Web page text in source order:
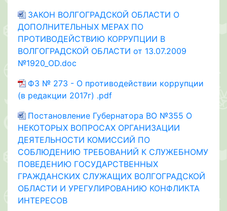
ЗАКОН ВОЛГОГРАДСКОЙ ОБЛАСТИ О
ДОПОЛНИТЕЛЬНЫХ МЕРАХ ПО
ПРОТИВОДЕЙСТВИЮ КОРРУПЦИИ В
ВОЛГОГРАДСКОЙ ОБЛАСТИ от 13.07.2009
№1920_OD.doc
ФЗ № 273 - О противодействии коррупции
(в редакции 2017г) .pdf
Постановление Губернатора ВО №355 О
НЕКОТОРЫХ ВОПРОСАХ ОРГАНИЗАЦИИ
ДЕЯТЕЛЬНОСТИ КОМИССИЙ ПО
СОБЛЮДЕНИЮ ТРЕБОВАНИЙ К СЛУЖЕБНОМУ
ПОВЕДЕНИЮ ГОСУДАРСТВЕННЫХ
ГРАЖДАНСКИХ СЛУЖАЩИХ ВОЛГОГРАДСКОЙ
ОБЛАСТИ И УРЕГУЛИРОВАНИЮ КОНФЛИКТА
ИНТЕРЕСОВ